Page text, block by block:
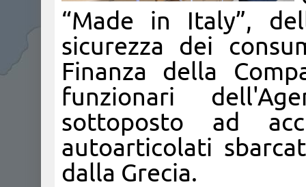
“Made in Italy”,
sicurezza dei
Finanza della
funzionari
sottoposto ad
autoarticolati
dalla Grecia.